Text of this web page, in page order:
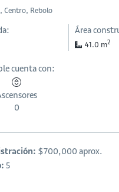
Centro, Rebolo
Área
41.0 m2
cuenta con:
0
$700,000 aprox.
5